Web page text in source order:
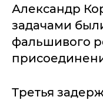
Александр
задачами
фальшивого
Третья